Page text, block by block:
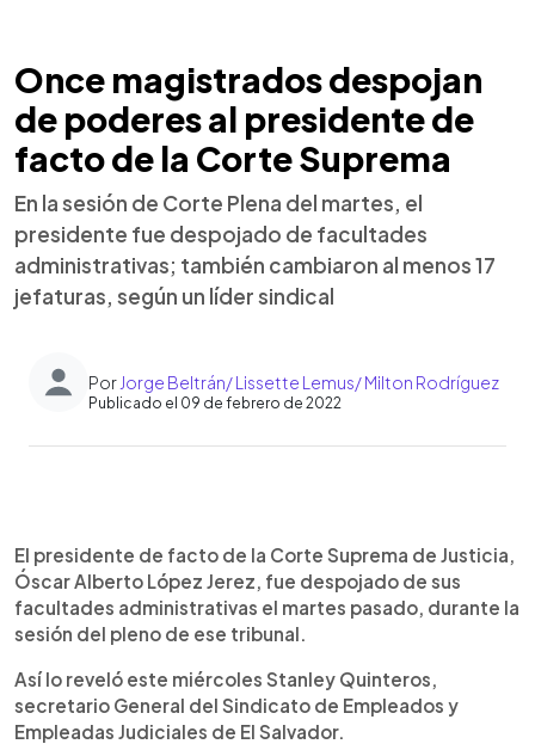
Once magistrados despojan
de poderes al presidente de
facto de la Corte Suprema
En la sesión de Corte Plena del martes, el
presidente fue despojado de facultades
administrativas; también cambiaron al menos 17
jefaturas, según un líder sindical
Por Jorge Beltrán/ Lissette Lemus/ Milton Rodríguez
Publicado el 09 de febrero de 2022
► Escuchar artículo
El presidente de facto de la Corte Suprema de Justicia,
Óscar Alberto López Jerez, fue despojado de sus
facultades administrativas el martes pasado, durante la
sesión del pleno de ese tribunal.
Así lo reveló este miércoles Stanley Quinteros,
secretario General del Sindicato de Empleados y
Empleadas Judiciales de El Salvador.